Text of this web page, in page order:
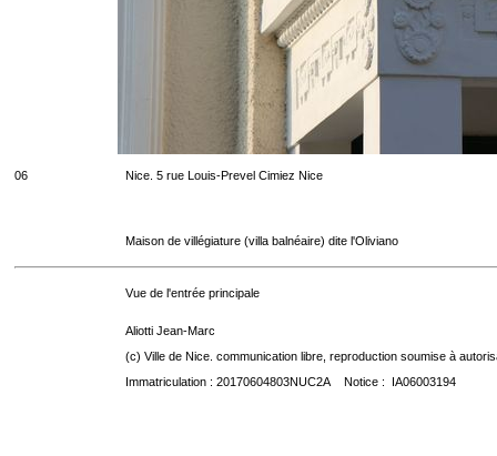
06 Nice. 5 rue Louis-Prevel Cimiez Nice
Maison de villégiature (villa balnéaire) dite l'Oliviano
Vue de l'entrée principale
Aliotti Jean-Marc
(c) Ville de Nice. communication libre, reproduction soumise à
Immatriculation : 20170604803NUC2A Notice : IA06003194